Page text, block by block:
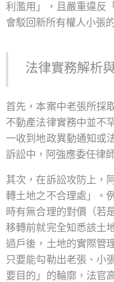
利濫用」，且嚴重違反
會駁回新所有權人小張
法律實務解析
首先，本案中老張所採
不動產法律實務中並不
一收到地政異動通知或
訴訟中，阿強應委任律
其次，在訴訟攻防上，
轉土地之不合理處」。
時有無合理的對價（若
移轉前就完全知悉該土
過戶後，土地的實際管
只要能勾勒出老張、小
要目的」的輪廓，法官